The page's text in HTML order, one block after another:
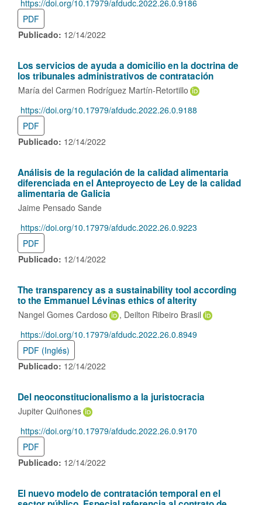
https://doi.org/10.17979/afdudc.2022.26.0.9186
PDF
Publicado: 12/14/2022
Los servicios de ayuda a domicilio en la doctrina de
los tribunales administrativos de contratación
María del Carmen Rodríguez Martín-Retortillo
https://doi.org/10.17979/afdudc.2022.26.0.9188
PDF
Publicado: 12/14/2022
Análisis de la regulación de la calidad alimentaria
diferenciada en el Anteproyecto de Ley de la calidad
alimentaria de Galicia
Jaime Pensado Sande
https://doi.org/10.17979/afdudc.2022.26.0.9223
PDF
Publicado: 12/14/2022
The transparency as a sustainability tool according
to the Emmanuel Lévinas ethics of alterity
Nangel Gomes Cardoso Deilton Ribeiro Brasil
https://doi.org/10.17979/afdudc.2022.26.0.8949
PDF (Inglés)
Publicado: 12/14/2022
Del neoconstitucionalismo a la juristocracia
Jupiter Quiñones
https://doi.org/10.17979/afdudc.2022.26.0.9170
PDF
Publicado: 12/14/2022
El nuevo modelo de contratación temporal en el